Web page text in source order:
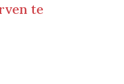
te